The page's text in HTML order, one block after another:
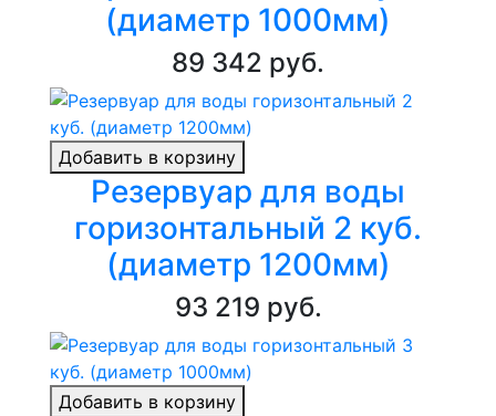
(диаметр 1000мм)
89 342 руб.
Добавить в корзину
Резервуар для воды
горизонтальный 2 куб.
(диаметр 1200мм)
93 219 руб.
Добавить в корзину